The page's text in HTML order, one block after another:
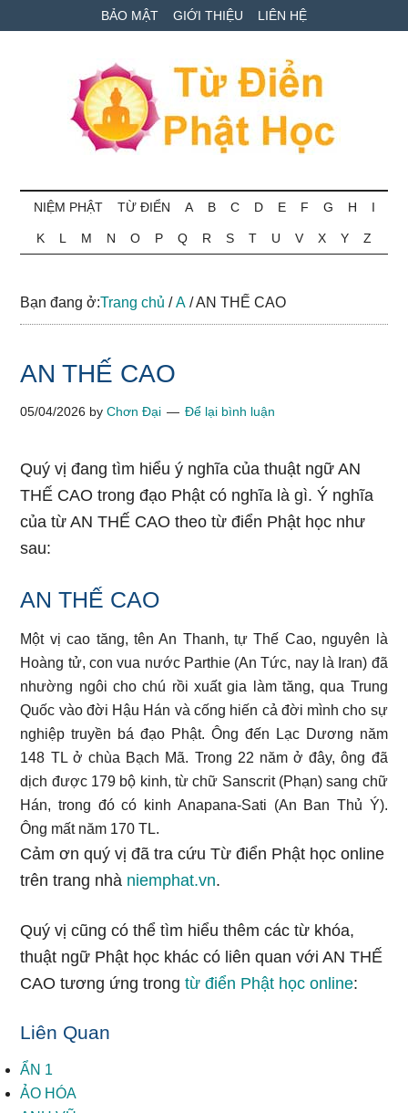
to
to
qua
BẢO MẬT GIỚI THIỆU LIÊN HỆ
Từ
điển
Phật
học
ngữ
NIỆM PHẬT TỪ ĐIỂN A B C D E F G H I
K L M N O P Q R S T U V X Y Z
Bạn đang ở:Trang chủ / A /AN THẾ CAO
AN THẾ CAO
05/04/2026 byChơn Đại Để lại bình luận
Quý vị đang tìm hiểu ý nghĩa của thuật ngữ AN
THẾ CAO trong đạo Phật có nghĩa là gì. Ý nghĩa
của từ AN THẾ CAO theo từ điển Phật học như
sau:
AN THẾ CAO
Một vị cao tăng, tên An Thanh, tự Thế Cao, nguyên là
Hoàng tử, con vua nước Parthie (An Tức, nay là Iran) đã
nhường ngôi cho chú rồi xuất gia làm tăng, qua Trung
Quốc vào đời Hậu Hán và cống hiến cả đời mình cho sự
nghiệp truyền bá đạo Phật. Ông đến Lạc Dương năm
148 TL ở chùa Bạch Mã. Trong 22 năm ở đây, ông đã
dịch được 179 bộ kinh, từ chữ Sanscrit (Phạn) sang chữ
Hán, trong đó có kinh Anapana-Sati (An Ban Thủ Ý).
Ông mất năm 170 TL.
Cảm ơn quý vị đã tra cứu Từ điển Phật học online
trên trang nhà niemphat.vn.
Quý vị cũng có thể tìm hiểu thêm các từ khóa,
thuật ngữ Phật học khác có liên quan với AN THẾ
CAO tương ứng trongtừ điển Phật học online:
Liên Quan
ẨN 1
ẢO HÓA